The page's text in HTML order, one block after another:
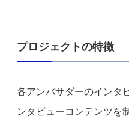
プロジェクトの特徴
各アンバサダーのインタ
ンタビューコンテンツを